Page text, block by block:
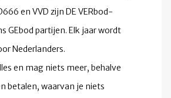
en VVD zijn DE VERbod-
GEbod partijen. Elk jaar wordt
Nederlanders.
en mag niets meer, behalve
betalen, waarvan je niets